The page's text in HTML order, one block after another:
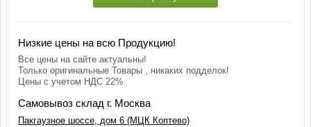
Низкие цены на всю Продукцию!
Все цены на сайте актуальны!
Только оригинальные Товары , никаких подделок!
Цены с учетом НДС 22%
Самовывоз склад г. Москва
Пакгаузное шоссе, дом 6 (МЦК Коптево)